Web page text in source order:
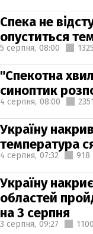
Спека не
опуститься
5 серпня, 08:00 1325
"Спекотна
синоптик
4 серпня, 08:00 2351
Україну
температура
4 серпня, 07:32 918
Україну
областей
на 3 серпня
3 серпня, 09:27